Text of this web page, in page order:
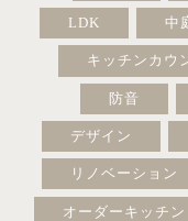
LDK 中
キッチンカウ
防音
デザイン
リノベーション
オーダーキッチン